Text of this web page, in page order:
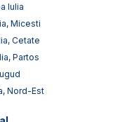
Iulia
Micesti
Cetate
Partos
Nord-Est